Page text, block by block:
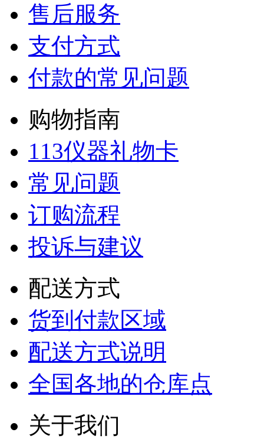
售后服务
支付方式
付款的常见问题
购物指南
113仪器礼物卡
常见问题
订购流程
投诉与建议
配送方式
货到付款区域
配送方式说明
全国各地的仓库点
关于我们